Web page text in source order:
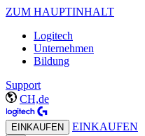
ZUM HAUPTINHALT
Logitech
Unternehmen
Bildung
Support
CH,de
EINKAUFEN EINKAUFEN